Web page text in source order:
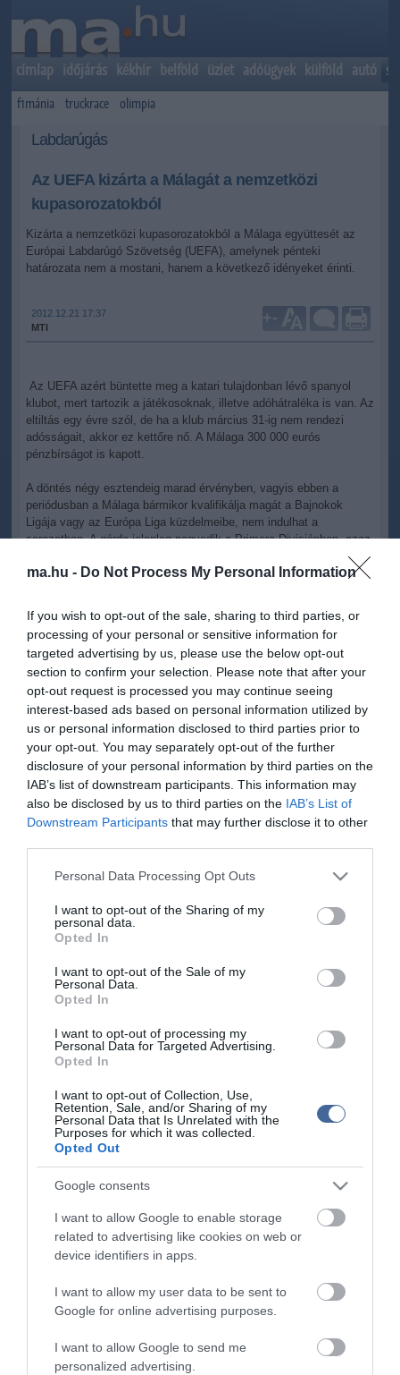
ma.hu - Do Not Process My Personal Information
If you wish to opt-out of the sale, sharing to third parties, or
processing of your personal or sensitive information for
targeted advertising by us, please use the below opt-out
section to confirm your selection. Please note that after your
opt-out request is processed you may continue seeing
interest-based ads based on personal information utilized by
us or personal information disclosed to third parties prior to
your opt-out. You may separately opt-out of the further
disclosure of your personal information by third parties on the
IAB’s list of downstream participants. This information may
also be disclosed by us to third parties on the IAB’s List of
Downstream Participants that may further disclose it to other
Please note that this website/app uses one or more Google
not limited to your visit or usage behaviour. You may click to
grant or deny consent to Google and its third-party tags to
use your data for below specified purposes in below Google
consent section.
Personal Data Processing Opt Outs
I want to opt-out of the Sharing of my
personal data.
Opted In
I want to opt-out of the Sale of my
Personal Data.
Opted In
I want to opt-out of processing my
Personal Data for Targeted Advertising.
Opted In
I want to opt-out of Collection, Use,
Retention, Sale, and/or Sharing of my
Personal Data that Is Unrelated with the
Purposes for which it was collected.
Opted Out
Google consents
I want to allow Google to enable storage
related to advertising like cookies on web or
device identifiers in apps.
I want to allow my user data to be sent to
Google for online advertising purposes.
I want to allow Google to send me
personalized advertising.
címlap időjárás kékhír belföld üzlet adóügyek külföld autó
f1mánia truckrace olimpia
Labdarúgás
Az UEFA kizárta a Málagát a nemzetközi
kupasorozatokból
Kizárta a nemzetközi kupasorozatokból a Málaga együttesét az
Európai Labdarúgó Szövetség (UEFA), amelynek pénteki
határozata nem a mostani, hanem a következő idényeket érinti.
2012.12.21 17:37
MTI
+-
Az UEFA azért büntette meg a katari tulajdonban lévő spanyol
klubot, mert tartozik a játékosoknak, illetve adóhátraléka is van. Az
eltiltás egy évre szól, de ha a klub március 31-ig nem rendezi
adósságait, akkor ez kettőre nő. A Málaga 300 000 eurós
pénzbírságot is kapott.
A döntés négy esztendeig marad érvényben, vagyis ebben a
periódusban a Málaga bármikor kvalifikálja magát a Bajnokok
Ligája vagy az Európa Liga küzdelmeibe, nem indulhat a
sorozatban. A gárda jelenleg negyedik a Primera Divisiónban, azaz
értelmében a portugál Portóval találkozik.
Kapcsolódó írások:
Bővül a Bajnokok Ligája? Az UEFA megfontolja
UEFA Futsal Cup - Grúziában szerepel a Győr
UEFA Év Játékosa: Messi és C. Ronaldo a legesélyesebb
Figyelem! A cikkhez hozzáfűzött hozzászólások nem a
ma.hu
publikációjával foglalkozik, a kommenteket nem tudja befolyásolni
- azok az olvasók személyes véleményét tartalmazzák.
tiszteletben tartásával kommenteljenek!
ma.hu legfrissebb hírei:
Nagy erőkkel keresik a szomjazó gólyát megmentő
Árpádot
6:48
Magyar Péter: átfogó energiafejlesztési tervet fogadott el a
kormány
Kenyában bezzeg minden zöldebb
Második világháborús német katonai motorkerékpár
bukkant elő a Dunából
A Tisza-frakció kezdeményezte, hogy jövő kedden legyen
az államfőválasztás
megható pillanatot rögzített a kamera
Megható felvétel: elpusztult borját vitte magával egy